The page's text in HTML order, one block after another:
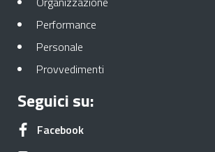
Performance
Personale
Provvedimenti
Seguici su:
FacebookApre in una nuova scheda